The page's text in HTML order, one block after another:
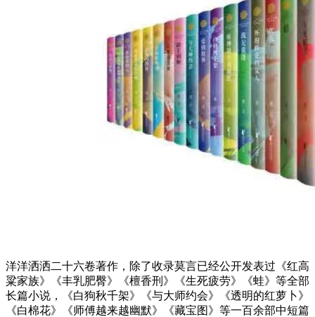
洋洋洒洒二十六卷著作，除了收录莫言已经公开发表过《红高
粱家族》《丰乳肥臀》《檀香刑》《生死疲劳》《蛙》等全部
长篇小说，《白狗秋千架》《与大师约会》《透明的红萝卜》
《白棉花》《师傅越来越幽默》《藏宝图》等一百余部中短篇